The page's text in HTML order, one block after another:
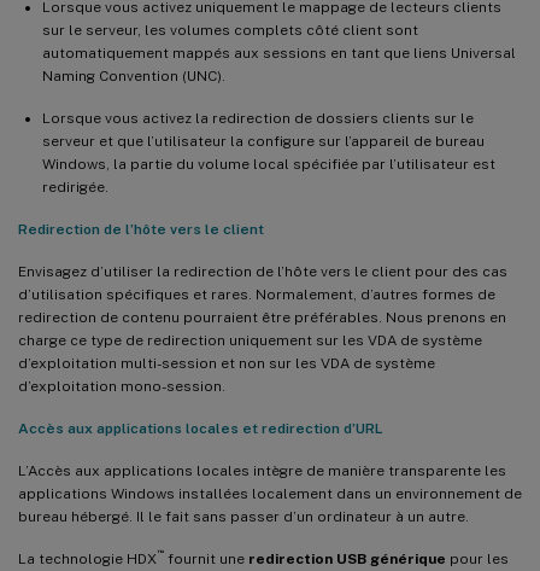
Lorsque vous activez uniquement le mappage de lecteurs clients
sur le serveur, les volumes complets côté client sont
automatiquement mappés aux sessions en tant que liens Universal
Naming Convention (UNC).
Lorsque vous activez la redirection de dossiers clients sur le
serveur et que l’utilisateur la configure sur l’appareil de bureau
Windows, la partie du volume local spécifiée par l’utilisateur est
redirigée.
Redirection de l’hôte vers le client
Envisagez d’utiliser la redirection de l’hôte vers le client pour des cas
d’utilisation spécifiques et rares. Normalement, d’autres formes de
redirection de contenu pourraient être préférables. Nous prenons en
charge ce type de redirection uniquement sur les VDA de système
d’exploitation multi-session et non sur les VDA de système
d’exploitation mono-session.
Accès aux applications locales et redirection d’URL
L’Accès aux applications locales intègre de manière transparente les
applications Windows installées localement dans un environnement de
bureau hébergé. Il le fait sans passer d’un ordinateur à un autre.
La technologie HDX ™ fournit une redirection USB générique pour les